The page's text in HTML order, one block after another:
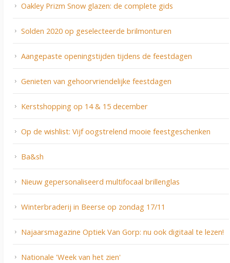
Oakley Prizm Snow glazen: de complete gids
Solden 2020 op geselecteerde brilmonturen
Aangepaste openingstijden tijdens de feestdagen
Genieten van gehoorvriendelijke feestdagen
Kerstshopping op 14 & 15 december
Op de wishlist: Vijf oogstrelend mooie feestgeschenken
Ba&sh
Nieuw gepersonaliseerd multifocaal brillenglas
Winterbraderij in Beerse op zondag 17/11
Najaarsmagazine Optiek Van Gorp: nu ook digitaal te lezen!
Nationale 'Week van het zien'